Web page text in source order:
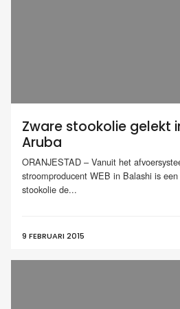
Zware stookolie gelekt
Aruba
ORANJESTAD – Vanuit het
stroomproducent WEB in Balashi is
stookolie de...
9 FEBRUARI 2015